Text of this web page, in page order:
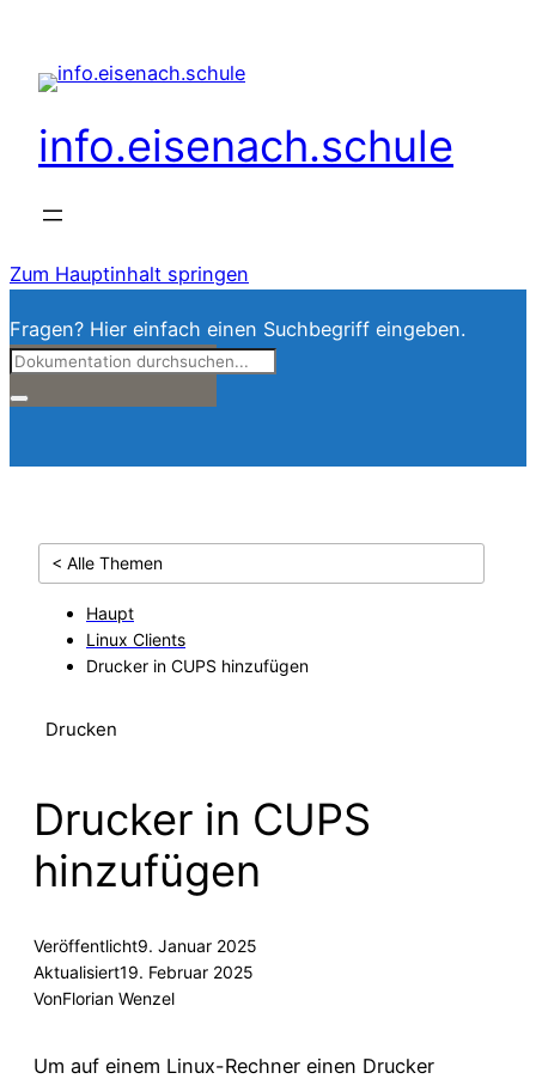
info.eisenach.schule
Zum Hauptinhalt springen
Fragen? Hier einfach einen Suchbegriff eingeben.
< Alle Themen
Haupt
Linux Clients
Drucker in CUPS hinzufügen
Drucken
Drucker in CUPS
hinzufügen
Veröffentlicht9. Januar 2025
Aktualisiert19. Februar 2025
VonFlorian Wenzel
Um auf einem Linux-Rechner einen Drucker